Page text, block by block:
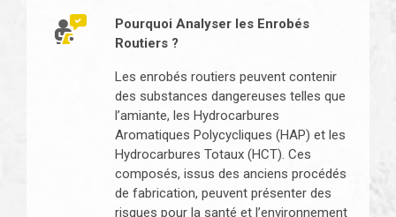
Pourquoi Analyser les Enrobés
Routiers ?
Les enrobés routiers peuvent contenir
des substances dangereuses telles que
l’amiante, les Hydrocarbures
Aromatiques Polycycliques (HAP) et les
Hydrocarbures Totaux (HCT). Ces
composés, issus des anciens procédés
de fabrication, peuvent présenter des
risques pour la santé et l’environnement